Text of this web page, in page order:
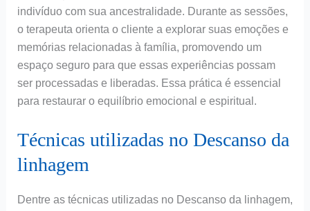
indivíduo com sua ancestralidade. Durante as sessões,
o terapeuta orienta o cliente a explorar suas emoções e
memórias relacionadas à família, promovendo um
espaço seguro para que essas experiências possam
ser processadas e liberadas. Essa prática é essencial
para restaurar o equilíbrio emocional e espiritual.
Técnicas utilizadas no Descanso da
linhagem
Dentre as técnicas utilizadas no Descanso da linhagem,